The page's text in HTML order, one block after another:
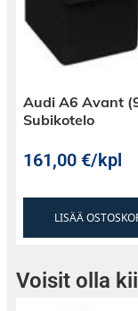
Audi A6 Avant
Subikotelo
161,00€/kpl
LISÄÄ
Voisit olla